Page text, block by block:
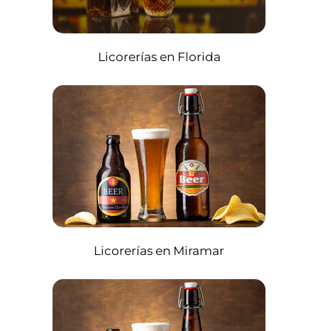
Licorerías en Florida
Licorerías en Miramar